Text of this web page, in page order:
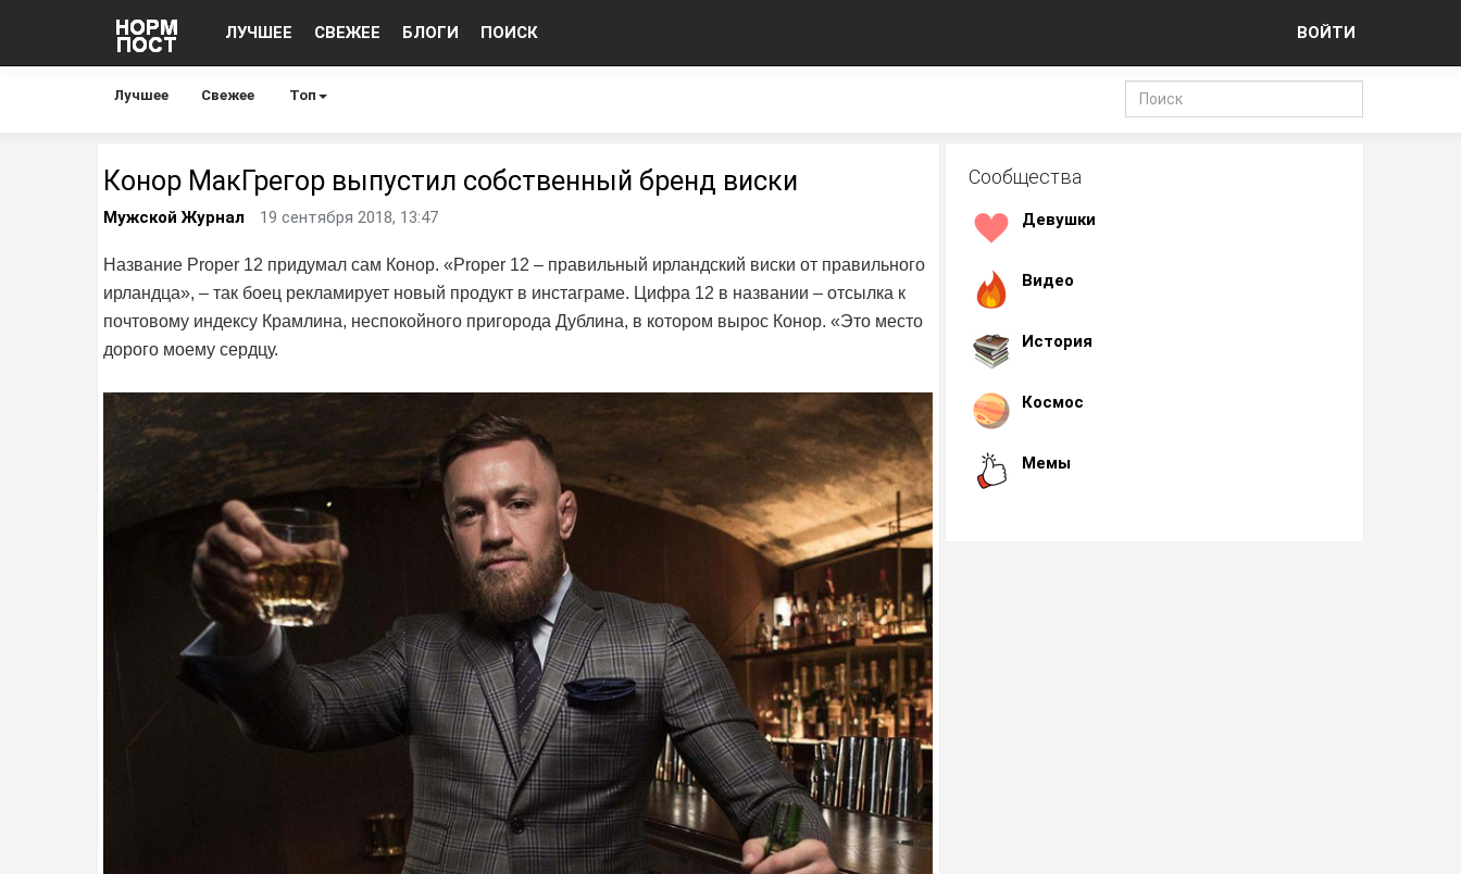
ЛУЧШЕЕ СВЕЖЕЕ БЛОГИ ПОИСК ВОЙТИ
Лучшее Свежее Топ
Конор МакГрегор выпустил собственный бренд виски
Мужской Журнал 19 сентября 2018, 13:47
Название Proper 12 придумал сам Конор. «Proper 12 – правильный ирландский виски от правильного
ирландца», – так боец рекламирует новый продукт в инстаграме. Цифра 12 в названии – отсылка к
почтовому индексу Крамлина, неспокойного пригорода Дублина, в котором вырос Конор. «Это место
дорого моему сердцу.
Сообщества
Девушки
Видео
История
Космос
Мемы